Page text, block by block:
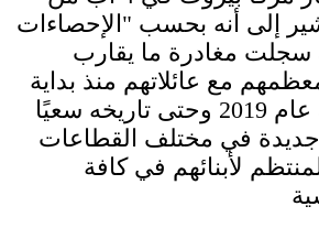
إلى أنه بحسب "الإحصاءات
سجلت مغادرة ما يقارب
معظمهم مع عائلاتهم منذ بداية
الأزمة الاقتصادية عام 2019 وحتى تاريخه سعيًا
في مختلف القطاعات
لأبنائهم في كافة